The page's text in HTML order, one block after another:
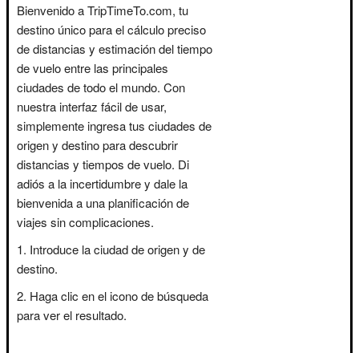
Bienvenido a TripTimeTo.com, tu
destino único para el cálculo preciso
de distancias y estimación del tiempo
de vuelo entre las principales
ciudades de todo el mundo. Con
nuestra interfaz fácil de usar,
simplemente ingresa tus ciudades de
origen y destino para descubrir
distancias y tiempos de vuelo. Di
adiós a la incertidumbre y dale la
bienvenida a una planificación de
viajes sin complicaciones.
Introduce la ciudad de origen y de
destino.
Haga clic en el icono de búsqueda
para ver el resultado.